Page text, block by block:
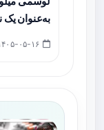
به‌عنوان